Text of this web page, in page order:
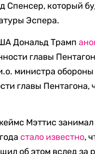
который
Эспера.
Дональд Трамп
главы
министра обороны
главы
Мэттис
стало известно,
об этом вслед